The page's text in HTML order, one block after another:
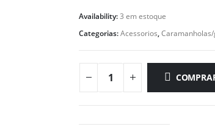
Availability:3 em estoque
Categorias:Acessorios,